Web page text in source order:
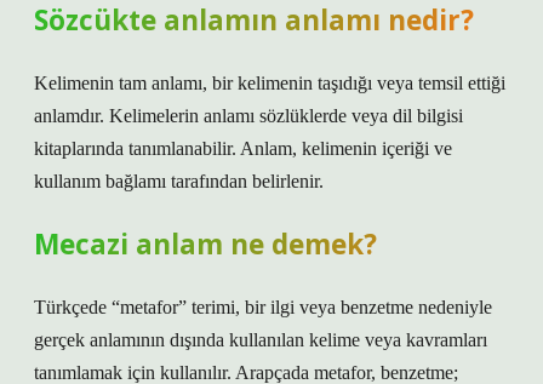
Sözcükte anlamın anlamı nedir?
Kelimenin tam anlamı, bir kelimenin taşıdığı veya temsil ettiği
anlamdır. Kelimelerin anlamı sözlüklerde veya dil bilgisi
kitaplarında tanımlanabilir. Anlam, kelimenin içeriği ve
kullanım bağlamı tarafından belirlenir.
Mecazi anlam ne demek?
Türkçede “metafor” terimi, bir ilgi veya benzetme nedeniyle
gerçek anlamının dışında kullanılan kelime veya kavramları
tanımlamak için kullanılır. Arapçada metafor, benzetme;